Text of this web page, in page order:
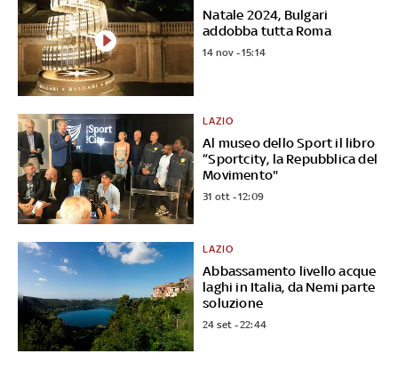
Natale 2024, Bulgari
addobba tutta Roma
14 nov - 15:14
Al museo dello Sport il libro
“Sportcity, la Repubblica del
Movimento"
LAZIO
31 ott - 12:09
Abbassamento livello acque
laghi in Italia, da Nemi parte
soluzione
LAZIO
24 set - 22:44